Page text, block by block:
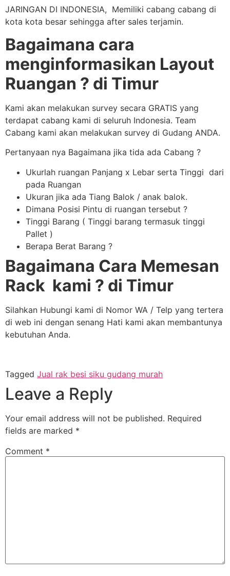
JARINGAN DI INDONESIA, Memiliki cabang cabang di
kota kota besar sehingga after sales terjamin.
Bagaimana cara
menginformasikan Layout
Ruangan ? di Timur
Kami akan melakukan survey secara GRATIS yang
terdapat cabang kami di seluruh Indonesia. Team
Cabang kami akan melakukan survey di Gudang ANDA.
Pertanyaan nya Bagaimana jika tida ada Cabang ?
Ukurlah ruangan Panjang x Lebar serta Tinggi dari
pada Ruangan
Ukuran jika ada Tiang Balok / anak balok.
Dimana Posisi Pintu di ruangan tersebut ?
Tinggi Barang ( Tinggi barang termasuk tinggi
Pallet )
Berapa Berat Barang ?
Bagaimana Cara Memesan
Rack kami ? di Timur
Silahkan Hubungi kami di Nomor WA / Telp yang tertera
di web ini dengan senang Hati kami akan membantunya
kebutuhan Anda.
Tagged Jual rak besi siku gudang murah
Leave a Reply
Your email address will not be published. Required
fields are marked *
Comment *